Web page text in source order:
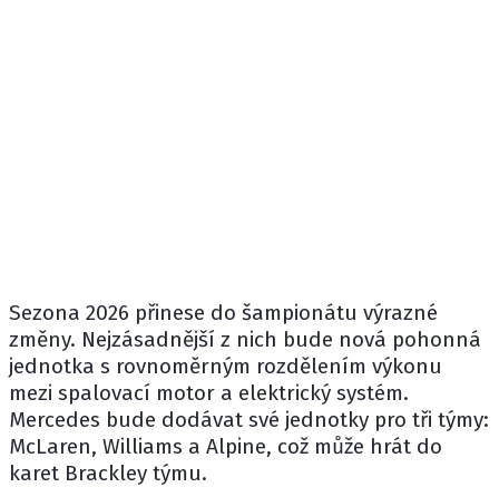
Sezona 2026 přinese do šampionátu výrazné
změny. Nejzásadnější z nich bude nová pohonná
jednotka s rovnoměrným rozdělením výkonu
mezi spalovací motor a elektrický systém.
Mercedes bude dodávat své jednotky pro tři týmy:
McLaren, Williams a Alpine, což může hrát do
karet Brackley týmu.